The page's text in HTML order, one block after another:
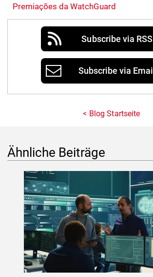
Premiações da WatchGuard
Subscribe via RSS
Subscribe via Email
Blog Startseite
Ähnliche Beiträge